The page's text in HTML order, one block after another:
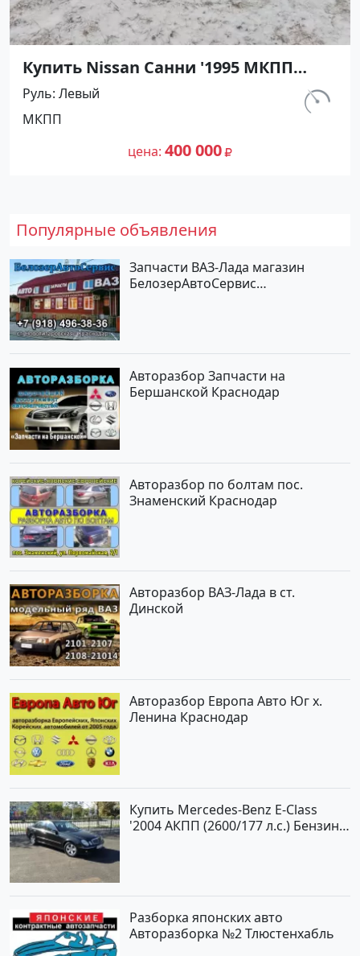
Купить Nissan Санни '1995 МКПП
(1400/90 л.с.) Бензин карбюратор
Абинск цвет Серебристый Седан по
цене 400000 рублей, объявление
№27476 на сайте Авторынок23
км.
Руль Левый
МКПП
цена 400 000
Популярные объявления
Запчасти ВАЗ-Лада магазин
БелозерАвтоСервис
Авторазбор Запчасти на
Бершанской Краснодар
Авторазбор по болтам пос.
Знаменский Краснодар
Авторазбор ВАЗ-Лада в ст.
Динской
Авторазбор Европа Авто Юг х.
Ленина Краснодар
Купить Mercedes-Benz E-Class
'2004 АКПП (2600/177 л.с.) Бензин
Разборка японских авто
Авторазборка №2 Тлюстенхабль